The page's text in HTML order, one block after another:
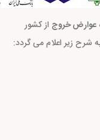
عوارض خروج از کشور